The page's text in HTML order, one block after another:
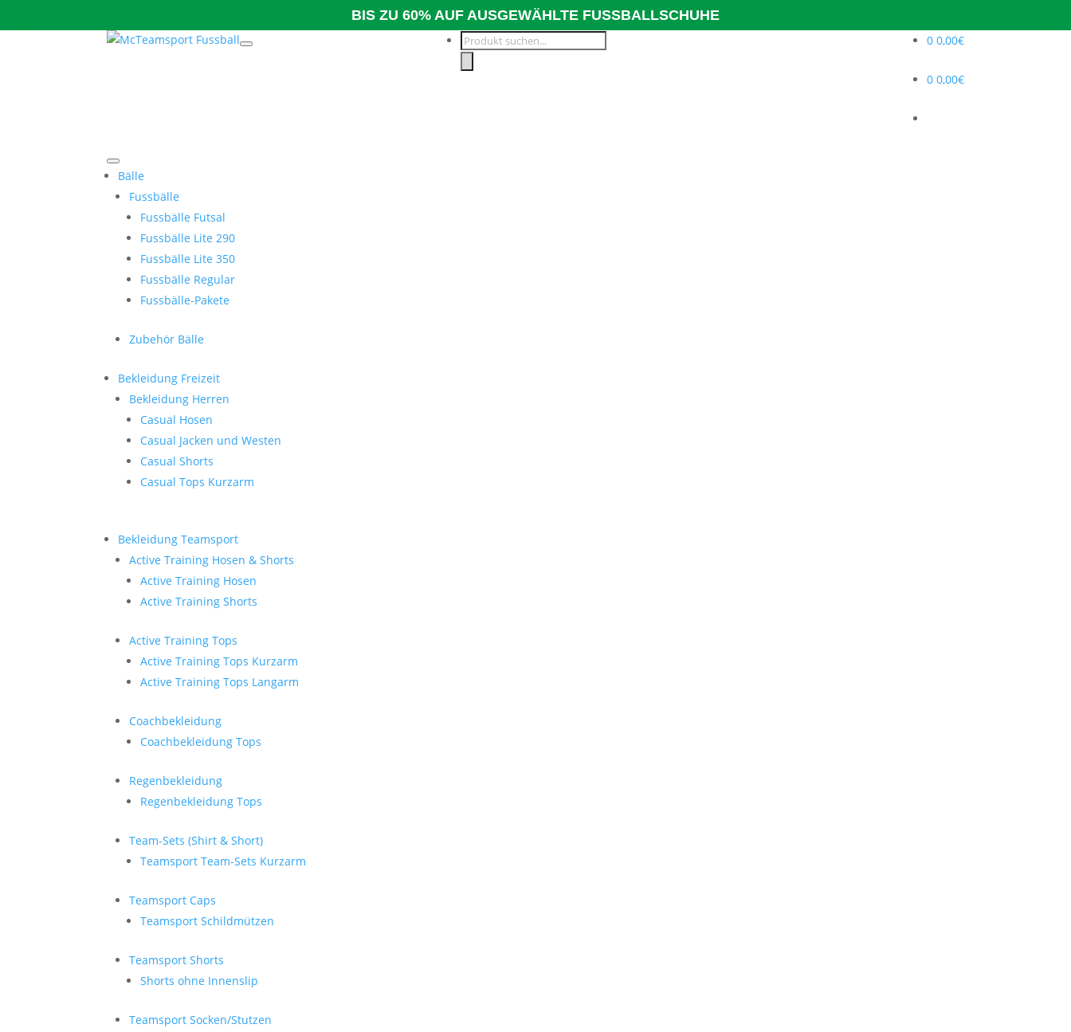
BIS ZU 60% AUF AUSGEWÄHLTE FUSSBALLSCHUHE
Products
0 0,00€
0 0,00€
Bälle
Fussbälle
Fussbälle Futsal
Fussbälle Lite 290
Fussbälle Lite 350
Fussbälle Regular
Fussbälle-Pakete
Zubehör Bälle
Bekleidung Freizeit
Bekleidung Herren
Casual Hosen
Casual Jacken und Westen
Casual Shorts
Casual Tops Kurzarm
Bekleidung Teamsport
Active Training Hosen & Shorts
Active Training Hosen
Active Training Shorts
Active Training Tops
Active Training Tops Kurzarm
Active Training Tops Langarm
Coachbekleidung
Coachbekleidung Tops
Regenbekleidung
Regenbekleidung Tops
Team-Sets (Shirt & Short)
Teamsport Team-Sets Kurzarm
Teamsport Caps
Teamsport Schildmützen
Teamsport Shorts
Shorts ohne Innenslip
Teamsport Socken/Stutzen